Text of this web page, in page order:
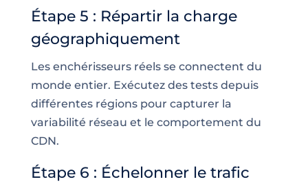
Étape 5 : Répartir la charge
géographiquement
Les enchérisseurs réels se connectent du
monde entier. Exécutez des tests depuis
différentes régions pour capturer la
variabilité réseau et le comportement du
CDN.
Étape 6 : Échelonner le trafic